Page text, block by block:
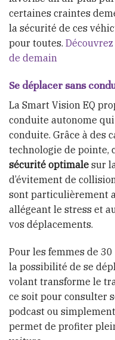
certaines craintes
la sécurité de ces
pour toutes.
de demain
Se déplacer sans
La Smart Vision EQ
conduite autonome
conduite. Grâce à des
technologie de pointe,
sécurité optimale sur
d’évitement de
sont particulièrement
allégeant le stress et
vos déplacements.
Pour les femmes de
la possibilité de se
volant transforme le
ce soit pour consulter
podcast ou
permet de profiter